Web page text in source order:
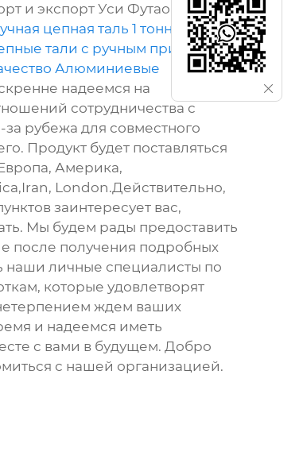
и экспорт Уси Футао,
цепная таль 1 тонна
тали с ручным приводом,
Алюминиевые
надеемся на
сотрудничества с
рубежа для совместного
Продукт будет поставляться
Америка,
London.Действительно,
заинтересует вас,
Мы будем рады предоставить
после получения подробных
наши личные специалисты по
которые удовлетворят
ждем ваших
и надеемся иметь
с вами в будущем. Добро
с нашей организацией.